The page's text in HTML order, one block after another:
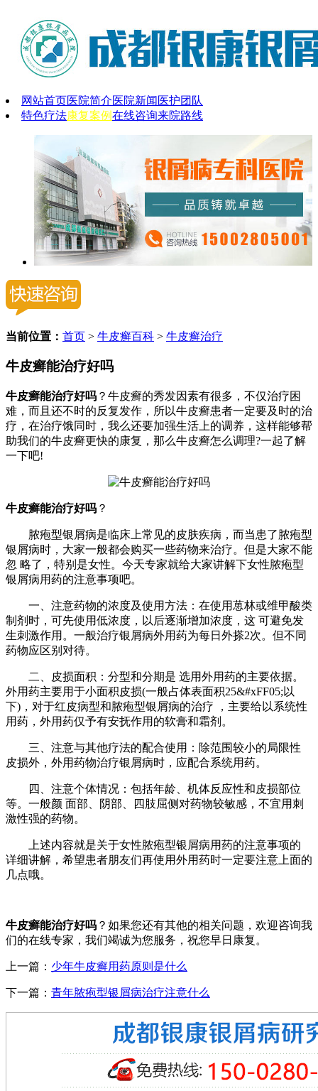
网站首页医院简介医院新闻 医护团队
特色疗法康复案例在线咨询来院路线
当前位置： 首页 > 牛皮癣百科 > 牛皮癣治疗
牛皮癣能治疗好吗
牛皮癣能治疗好吗 ？牛皮癣的秀发因素有很多，不仅治疗困
难，而且还不时的反复发作，所以牛皮癣患者一定要及时的治
疗，在治疗饿同时，我么还要加强生活上的调养，这样能够帮
助我们的牛皮癣更快的康复，那么牛皮癣怎么调理?一起了解
一下吧!
牛皮癣能治疗好吗 ？
脓疱型银屑病是临床上常见的皮肤疾病，而当患了脓疱型
银屑病时，大家一般都会购买一些药物来治疗。但是大家不能
忽 略了，特别是女性。今天专家就给大家讲解下女性脓疱型
银屑病用药的注意事项吧。
一、注意药物的浓度及使用方法：在使用葸林或维甲酸类
制剂时，可先使用低浓度，以后逐渐增加浓度，这 可避免发
生刺激作用。一般治疗银屑病外用药为每日外搽2次。但不同
药物应区别对待。
二、皮损面积：分型和分期是 选用外用药的主要依据。
外用药主要用于小面积皮损(一般占体表面积25&#xFF05;以
下)，对于红皮病型和脓疱型银屑病的治疗 ，主要给以系统性
用药，外用药仅予有安抚作用的软膏和霜剂。
三、注意与其他疗法的配合使用：除范围较小的局限性
皮损外，外用药物治疗银屑病时，应配合系统用药。
四、注意个体情况：包括年龄、机体反应性和皮损部位
等。一般颜 面部、阴部、四肢屈侧对药物较敏感，不宜用刺
激性强的药物。
上述内容就是关于女性脓疱型银屑病用药的注意事项的
详细讲解，希望患者朋友们再使用外用药时一定要注意上面的
几点哦。
牛皮癣能治疗好吗 ？如果您还有其他的相关问题，欢迎咨询我
们的在线专家，我们竭诚为您服务，祝您早日康复。
上一篇： 少年牛皮癣用药原则是什么
下一篇： 青年脓疱型银屑病治疗注意什么